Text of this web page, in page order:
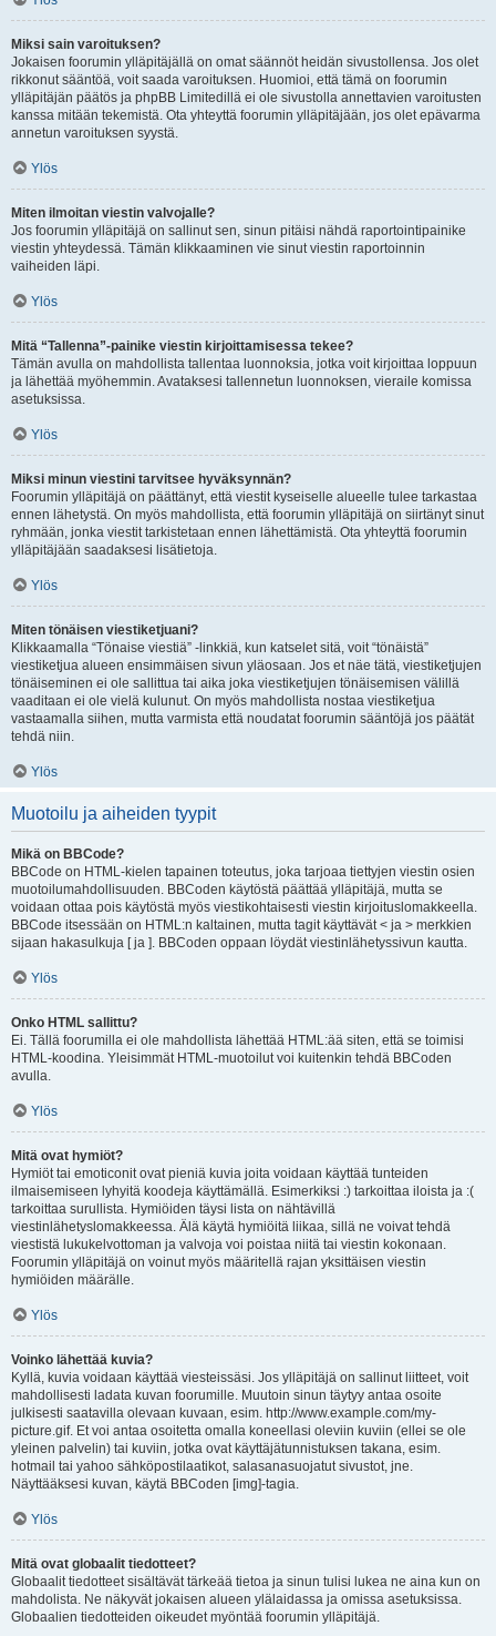
Miksi sain varoituksen?
Jokaisen foorumin ylläpitäjällä on omat säännöt heidän sivustollensa. Jos olet
rikkonut sääntöä, voit saada varoituksen. Huomioi, että tämä on foorumin
ylläpitäjän päätös ja phpBB Limitedillä ei ole sivustolla annettavien varoitusten
kanssa mitään tekemistä. Ota yhteyttä foorumin ylläpitäjään, jos olet epävarma
annetun varoituksen syystä.
Ylös
Miten ilmoitan viestin valvojalle?
Jos foorumin ylläpitäjä on sallinut sen, sinun pitäisi nähdä raportointipainike
viestin yhteydessä. Tämän klikkaaminen vie sinut viestin raportoinnin
vaiheiden läpi.
Ylös
Mitä “Tallenna”-painike viestin kirjoittamisessa tekee?
Tämän avulla on mahdollista tallentaa luonnoksia, jotka voit kirjoittaa loppuun
ja lähettää myöhemmin. Avataksesi tallennetun luonnoksen, vieraile komissa
asetuksissa.
Ylös
Miksi minun viestini tarvitsee hyväksynnän?
Foorumin ylläpitäjä on päättänyt, että viestit kyseiselle alueelle tulee tarkastaa
ennen lähetystä. On myös mahdollista, että foorumin ylläpitäjä on siirtänyt sinut
ryhmään, jonka viestit tarkistetaan ennen lähettämistä. Ota yhteyttä foorumin
ylläpitäjään saadaksesi lisätietoja.
Ylös
Miten tönäisen viestiketjuani?
Klikkaamalla “Tönaise viestiä” -linkkiä, kun katselet sitä, voit “tönäistä”
viestiketjua alueen ensimmäisen sivun yläosaan. Jos et näe tätä, viestiketjujen
tönäiseminen ei ole sallittua tai aika joka viestiketjujen tönäisemisen välillä
vaaditaan ei ole vielä kulunut. On myös mahdollista nostaa viestiketjua
vastaamalla siihen, mutta varmista että noudatat foorumin sääntöjä jos päätät
tehdä niin.
Ylös
Muotoilu ja aiheiden tyypit
Mikä on BBCode?
BBCode on HTML-kielen tapainen toteutus, joka tarjoaa tiettyjen viestin osien
muotoilumahdollisuuden. BBCoden käytöstä päättää ylläpitäjä, mutta se
voidaan ottaa pois käytöstä myös viestikohtaisesti viestin kirjoituslomakkeella.
BBCode itsessään on HTML:n kaltainen, mutta tagit käyttävät < ja > merkkien
sijaan hakasulkuja [ ja ]. BBCoden oppaan löydät viestinlähetyssivun kautta.
Ylös
Onko HTML sallittu?
Ei. Tällä foorumilla ei ole mahdollista lähettää HTML:ää siten, että se toimisi
HTML-koodina. Yleisimmät HTML-muotoilut voi kuitenkin tehdä BBCoden
avulla.
Ylös
Mitä ovat hymiöt?
Hymiöt tai emoticonit ovat pieniä kuvia joita voidaan käyttää tunteiden
ilmaisemiseen lyhyitä koodeja käyttämällä. Esimerkiksi :) tarkoittaa iloista ja :(
tarkoittaa surullista. Hymiöiden täysi lista on nähtävillä
viestinlähetyslomakkeessa. Älä käytä hymiöitä liikaa, sillä ne voivat tehdä
viestistä lukukelvottoman ja valvoja voi poistaa niitä tai viestin kokonaan.
Foorumin ylläpitäjä on voinut myös määritellä rajan yksittäisen viestin
hymiöiden määrälle.
Ylös
Voinko lähettää kuvia?
Kyllä, kuvia voidaan käyttää viesteissäsi. Jos ylläpitäjä on sallinut liitteet, voit
mahdollisesti ladata kuvan foorumille. Muutoin sinun täytyy antaa osoite
julkisesti saatavilla olevaan kuvaan, esim. http://www.example.com/my-
picture.gif. Et voi antaa osoitetta omalla koneellasi oleviin kuviin (ellei se ole
yleinen palvelin) tai kuviin, jotka ovat käyttäjätunnistuksen takana, esim.
hotmail tai yahoo sähköpostilaatikot, salasanasuojatut sivustot, jne.
Näyttääksesi kuvan, käytä BBCoden [img]-tagia.
Ylös
Mitä ovat globaalit tiedotteet?
Globaalit tiedotteet sisältävät tärkeää tietoa ja sinun tulisi lukea ne aina kun on
mahdolista. Ne näkyvät jokaisen alueen ylälaidassa ja omissa asetuksissa.
Globaalien tiedotteiden oikeudet myöntää foorumin ylläpitäjä.